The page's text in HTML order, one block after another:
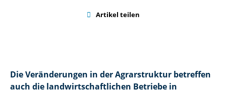
 Artikel teilen
Die Veränderungen in der Agrarstruktur betreffen
auch die landwirtschaftlichen Betriebe in